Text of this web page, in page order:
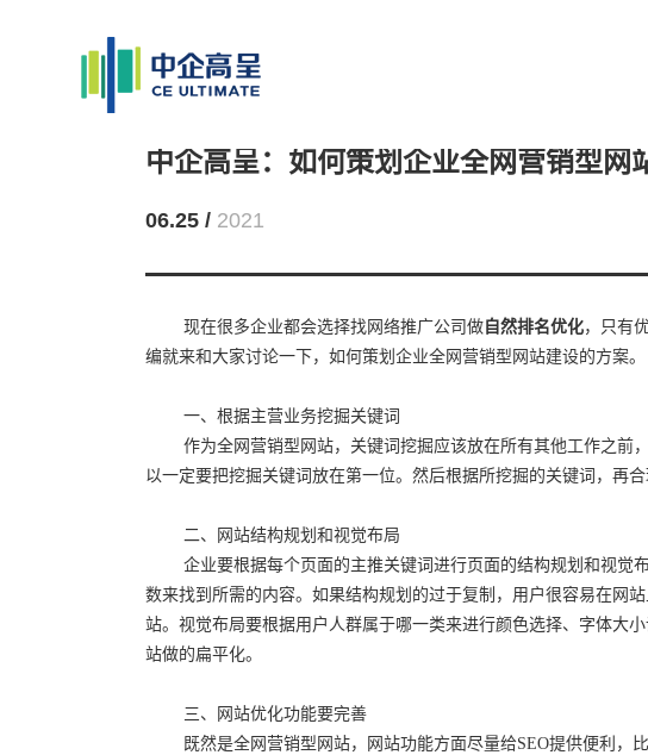
中企高呈：如何策划企业全网营销型网
06.25 / 2021
现在很多企业都会选择找网络推广公司做 自然排名优化，只有
编就来和大家讨论一下，如何策划企业全网营销型网站建设的方案。
一、根据主营业务挖掘关键词
作为全网营销型网站，关键词挖掘应该放在所有其他工作之前
以一定要把挖掘关键词放在第一位。然后根据所挖掘的关键词，再
二、网站结构规划和视觉布局
企业要根据每个页面的主推关键词进行页面的结构规划和视觉
数来找到所需的内容。如果结构规划的过于复制，用户很容易在网
站。视觉布局要根据用户人群属于哪一类来进行颜色选择、字体大
站做的扁平化。
三、网站优化功能要完善
既然是全网营销型网站，网站功能方面尽量给SEO提供便利，